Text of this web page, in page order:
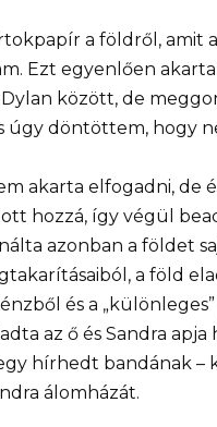
a földről, amit
Ezt egyenlően
Dylan között, de
úgy döntöttem, hogy
akarta elfogadni, de
hozzá, így végül
azonban a földet
a föld
és a
az ő és Sandra apja
hírhedt bandának –
álomházát.